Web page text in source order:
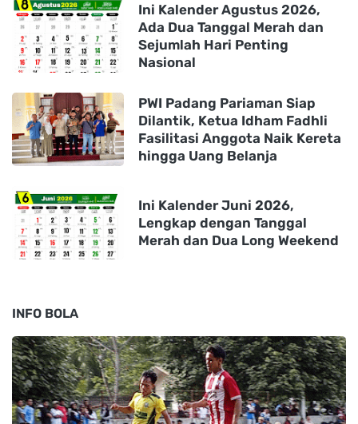
Ini Kalender Agustus 2026,
Ada Dua Tanggal Merah dan
Sejumlah Hari Penting
Nasional
PWI Padang Pariaman Siap
Dilantik, Ketua Idham Fadhli
Fasilitasi Anggota Naik Kereta
hingga Uang Belanja
Ini Kalender Juni 2026,
Lengkap dengan Tanggal
Merah dan Dua Long Weekend
INFO BOLA